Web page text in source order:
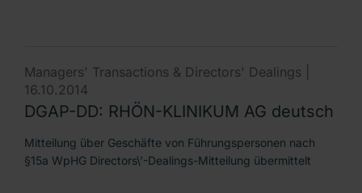
Managers' Transactions & Directors' Dealings |
16.10.2014
DGAP-DD: RHÖN-KLINIKUM AG deutsch
Mitteilung über Geschäfte von Führungspersonen nach
§15a WpHG Directors\'-Dealings-Mitteilung übermittelt